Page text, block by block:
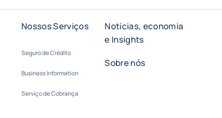
Nossos Serviços
Seguro de Crédito
Business Information
Serviço de Cobrança
Notícias, economia
e Insights
Sobre nós